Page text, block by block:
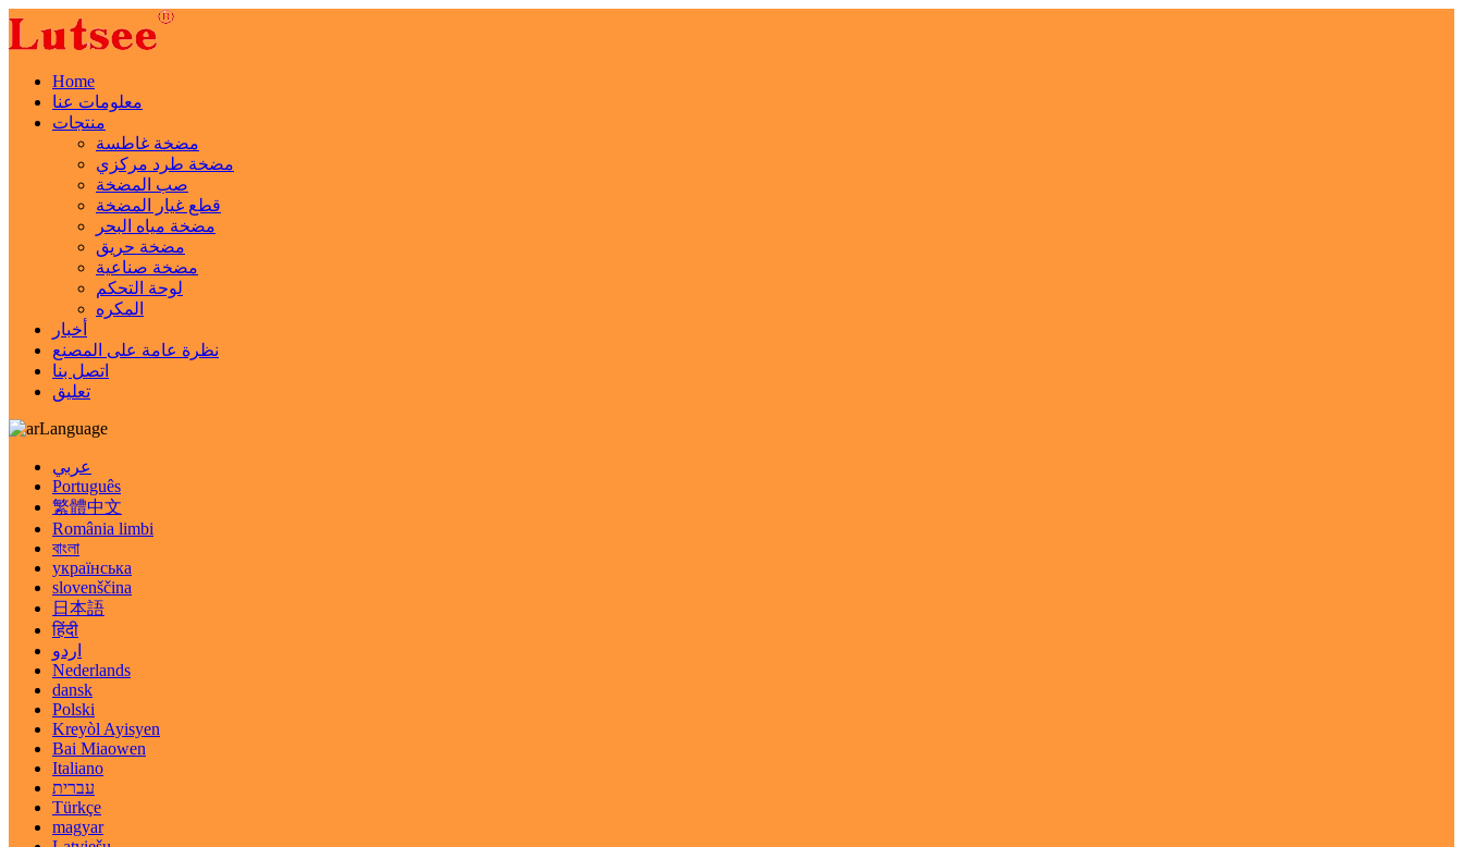
Home
معلومات عنا
منتجات
مضخة غاطسة
مضخة طرد مركزي
صب المضخة
قطع غيار المضخة
مضخة مياه البحر
مضخة حريق
مضخة صناعية
لوحة التحكم
المكره
أخبار
نظرة عامة على المصنع
اتصل بنا
تعليق
Language
عربي
Português
繁體中文
România limbi
বাংলা
українська
slovenščina
日本語
हिंदी
اردو
Nederlands
dansk
Polski
Kreyòl Ayisyen
Bai Miaowen
Italiano
עברית
Türkçe
magyar